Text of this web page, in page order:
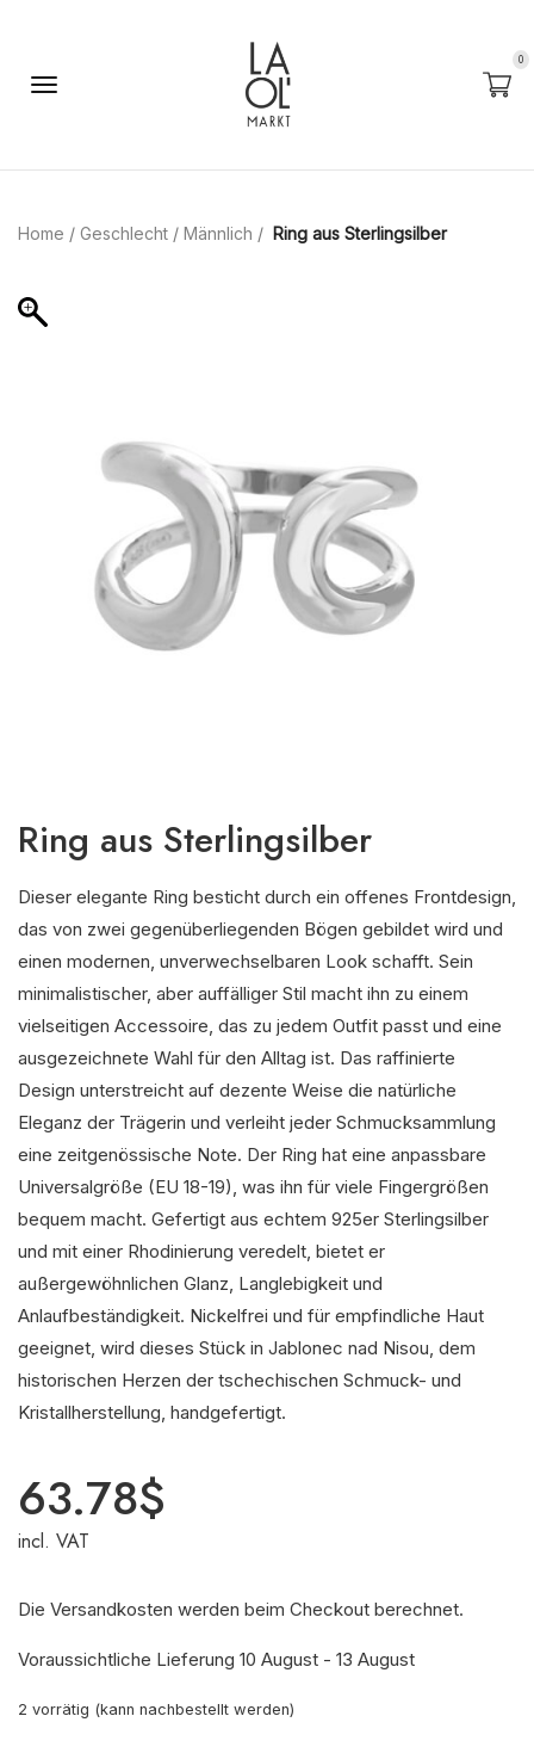
0
Home / Geschlecht / Männlich / Ring aus Sterlingsilber
Ring aus Sterlingsilber
Dieser elegante Ring besticht durch ein offenes Frontdesign,
das von zwei gegenüberliegenden Bögen gebildet wird und
einen modernen, unverwechselbaren Look schafft. Sein
minimalistischer, aber auffälliger Stil macht ihn zu einem
vielseitigen Accessoire, das zu jedem Outfit passt und eine
ausgezeichnete Wahl für den Alltag ist. Das raffinierte
Design unterstreicht auf dezente Weise die natürliche
Eleganz der Trägerin und verleiht jeder Schmucksammlung
eine zeitgenössische Note. Der Ring hat eine anpassbare
Universalgröße (EU 18-19), was ihn für viele Fingergrößen
bequem macht. Gefertigt aus echtem 925er Sterlingsilber
und mit einer Rhodinierung veredelt, bietet er
außergewöhnlichen Glanz, Langlebigkeit und
Anlaufbeständigkeit. Nickelfrei und für empfindliche Haut
geeignet, wird dieses Stück in Jablonec nad Nisou, dem
historischen Herzen der tschechischen Schmuck- und
Kristallherstellung, handgefertigt.
63.78$
incl. VAT
Die Versandkosten werden beim Checkout berechnet.
Voraussichtliche Lieferung 10 August - 13 August
2 vorrätig (kann nachbestellt werden)